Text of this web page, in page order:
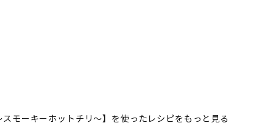
モーキーホットチリ～】を使ったレシピをもっと見る